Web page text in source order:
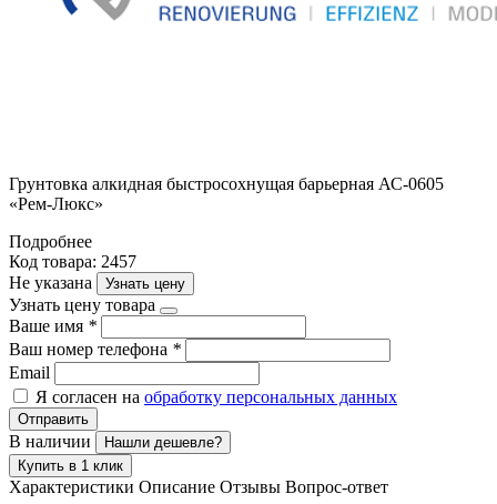
Грунтовка алкидная быстросохнущая барьерная АС-0605
«Рем-Люкс»
Подробнее
Код товара: 2457
Не указана
Узнать цену
Узнать цену товара
Ваше имя *
Ваш номер телефона *
Email
Я согласен на обработку персональных данных
Отправить
В наличии
Нашли дешевле?
Купить в 1 клик
Характеристики Описание Отзывы Вопрос-ответ